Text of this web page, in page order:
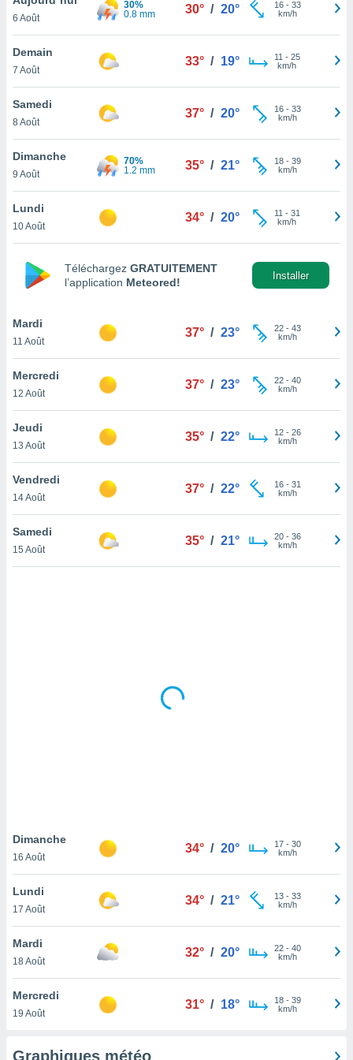
et
»,
au
vous
qu'ils
ou
le
ainsi
un
la
du
votre
à
en
le
notre
que
et que
6 Août
30%
0.8 mm
30° / 20° 16- 33
km/h
Demain
7 Août
33° / 19° 11 - 25
km/h
Samedi
8 Août
37° / 20° 16- 33
km/h
Dimanche
9 Août
70%
1.2 mm
35° / 21° 18- 39
km/h
Lundi
10 Août
34° / 20° 11 - 31
km/h
Téléchargez GRATUITEMENT
l’application Meteored!
Installer
Mardi
11 Août
37° / 23° 22- 43
km/h
Mercredi
12 Août
37° / 23° 22- 40
km/h
Jeudi
13 Août
35° / 22° 12- 26
km/h
Vendredi
14 Août
37° / 22° 16- 31
km/h
Samedi
15 Août
35° / 21° 20- 36
km/h
Dimanche
16 Août
34° / 20° 17- 30
km/h
Lundi
17 Août
34° / 21° 13- 33
km/h
Mardi
18 Août
32° / 20° 22- 40
km/h
Mercredi
19 Août
31° / 18° 18- 39
km/h
Graphiques météo